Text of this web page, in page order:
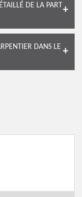
DE LA PART
DANS LE